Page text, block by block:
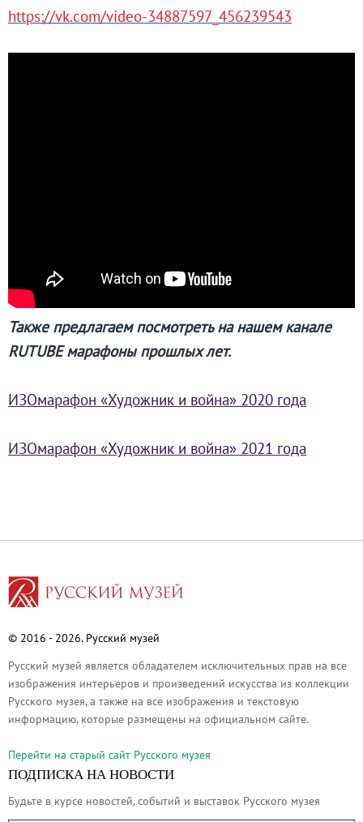
Летний сад
Закупки
Результаты проведения специальной
Аренда
Противодействие терроризму
Страницы памяти
Древнерусское искусство
Гравюра
Декоративно-прикладное искусство
Народное искусство
Искусство новейших течений
Архив изображений
Дар Петера и Ирене Людвиг
Образование и наука
Молодёжный совет
https://vk.com/video-34887597_456239543
Также предлагаем посмотреть на нашем канале
RUTUBE марафоны прошлых лет.
ИЗОмарафон «Художник и война» 2020 года
ИЗОмарафон «Художник и война» 2021 года
© 2016 - 2026. Русский музей
Русский музей является обладателем исключительных прав на все
изображения интерьеров и произведений искусства из коллекции
Русского музея, а также на все изображения и текстовую
информацию, которые размещены на официальном сайте.
Перейти на cтарый сайт Русского музея
ПОДПИСКА НА НОВОСТИ
Будьте в курсе новостей, событий и выставок Русского музея